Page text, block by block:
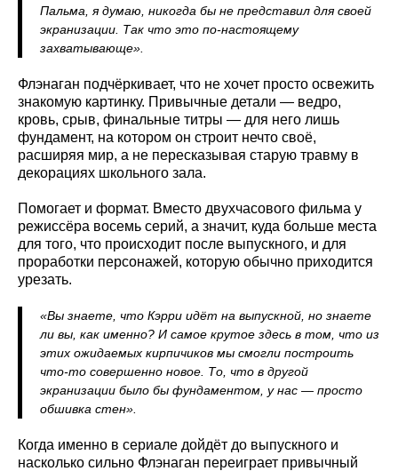
Пальма, я думаю, никогда бы не представил для своей
экранизации. Так что это по-настоящему
захватывающе».
Флэнаган подчёркивает, что не хочет просто освежить
знакомую картинку. Привычные детали — ведро,
кровь, срыв, финальные титры — для него лишь
фундамент, на котором он строит нечто своё,
расширяя мир, а не пересказывая старую травму в
декорациях школьного зала.
Помогает и формат. Вместо двухчасового фильма у
режиссёра восемь серий, а значит, куда больше места
для того, что происходит после выпускного, и для
проработки персонажей, которую обычно приходится
урезать.
«Вы знаете, что Кэрри идёт на выпускной, но знаете
ли вы, как именно? И самое крутое здесь в том, что из
этих ожидаемых кирпичиков мы смогли построить
что-то совершенно новое. То, что в другой
экранизации было бы фундаментом, у нас — просто
обшивка стен».
Когда именно в сериале дойдёт до выпускного и
насколько сильно Флэнаган переиграет привычный